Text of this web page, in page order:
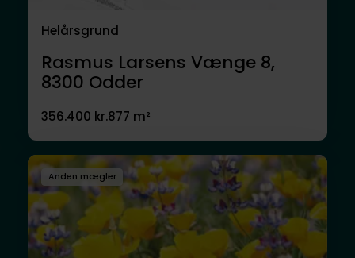
Helårsgrund
Rasmus Larsens Vænge 8,
8300 Odder
356.400 kr.877 m²
Anden mægler